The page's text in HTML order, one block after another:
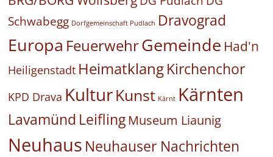
Schwabegg Dorfgemeinschaft Pudlach Dravograd
Europa FeuerwehrGemeinde Had'n
Heiligenstadt HeimatklangKirchenchor
KPD Drava KulturKunst Kärnt Kärnten
Lavamünd Leifling Museum Liaunig
Neuhaus Neuhauser Nachrichten